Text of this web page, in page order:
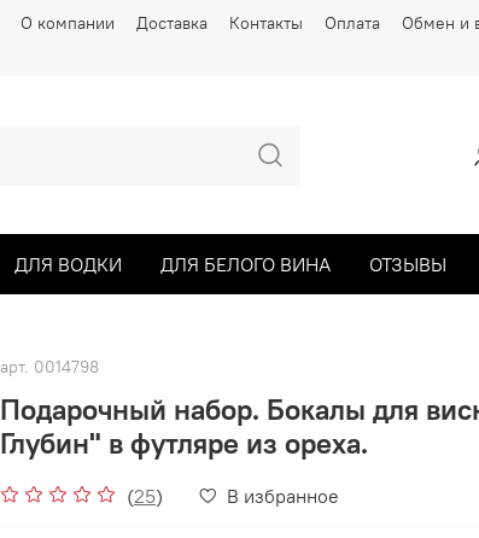
О компании Доставка Контакты Оплата Обмен и
ДЛЯ ВОДКИ ДЛЯ БЕЛОГО ВИНА ОТЗЫВЫ
арт. 0014798
Подарочный набор. Бокалы для
Глубин" в футляре из ореха.
(25) В избранное